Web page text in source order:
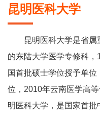
昆明医科大学
昆明医科大学是省
的东陆大学医学专修科
国首批硕士学位授予单
位，2010年云南医学高
明医科大学，是国家首